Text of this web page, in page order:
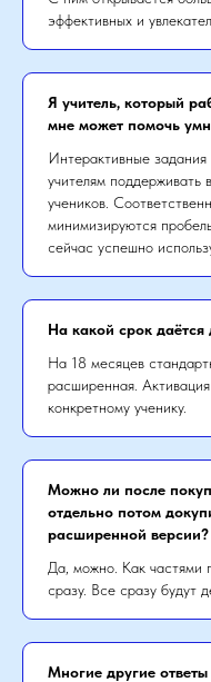
эффективных и
Я учитель, который
мне может помочь
Интерактивные
учителям
учеников.
минимизируются
сейчас успешно
На какой срок даётся
На 18 месяцев
расширенная.
конкретному ученику.
Можно ли после
отдельно потом
расширенной версии?
Да, можно. Как частями
сразу. Все сразу будут
Многие другие